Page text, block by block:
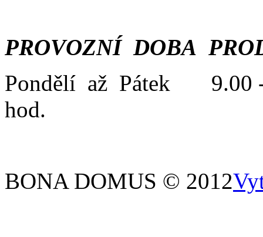
PROVOZNÍ DOBA
Pondělí až Pátek 9.00
hod.
BONA DOMUS © 2012